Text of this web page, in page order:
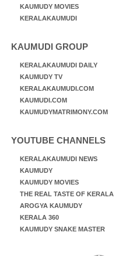
KAUMUDY MOVIES
KERALAKAUMUDI
KAUMUDI GROUP
KERALAKAUMUDI DAILY
KAUMUDY TV
KERALAKAUMUDI.COM
KAUMUDI.COM
KAUMUDYMATRIMONY.COM
YOUTUBE CHANNELS
KERALAKAUMUDI NEWS
KAUMUDY
KAUMUDY MOVIES
THE REAL TASTE OF KERALA
AROGYA KAUMUDY
KERALA 360
KAUMUDY SNAKE MASTER